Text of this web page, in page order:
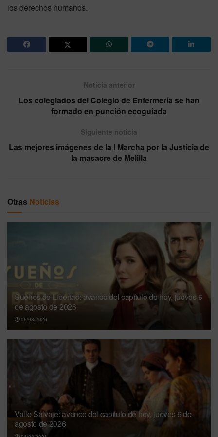
los derechos humanos.
Noticia anterior
Los colegiados del Colegio de Enfermería se han
formado en punción ecoguiada
Siguiente noticia
Las mejores imágenes de la I Marcha por la Justicia de
la masacre de Melilla
Otras Noticias
Sueños de Libertad: avance del capítulo de hoy, jueves 6
de agosto de 2026
06/08/2026
Valle Salvaje: avance del capítulo de hoy, jueves 6 de
agosto de 2026